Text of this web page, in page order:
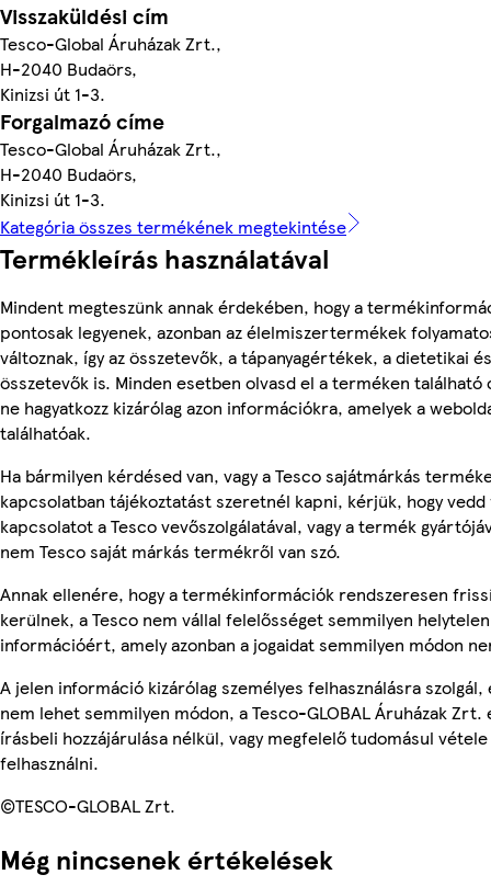
Visszaküldési cím
Tesco-Global Áruházak Zrt.,
H-2040 Budaörs,
Kinizsi út 1-3.
Forgalmazó címe
Tesco-Global Áruházak Zrt.,
H-2040 Budaörs,
Kinizsi út 1-3.
Kategória összes termékének megtekintése
Termékleírás használatával
Mindent megteszünk annak érdekében, hogy a
pontosak legyenek, azonban az élelmiszertermékek
változnak, így az összetevők, a tápanyagértékek, a dietetikai
összetevők is. Minden esetben olvasd el a terméken található
ne hagyatkozz kizárólag azon információkra, amelyek a
találhatóak.
Ha bármilyen kérdésed van, vagy a Tesco sajátmárkás
kapcsolatban tájékoztatást szeretnél kapni, kérjük, hogy vedd
kapcsolatot a Tesco vevőszolgálatával, vagy a termék
nem Tesco saját márkás termékről van szó.
Annak ellenére, hogy a termékinformációk rendszeresen
kerülnek, a Tesco nem vállal felelősséget semmilyen helytelen
információért, amely azonban a jogaidat semmilyen módon
A jelen információ kizárólag személyes felhasználásra szolgál,
nem lehet semmilyen módon, a Tesco-GLOBAL Áruházak Zrt.
írásbeli hozzájárulása nélkül, vagy megfelelő tudomásul
felhasználni.
©TESCO-GLOBAL Zrt.
Még nincsenek értékelések